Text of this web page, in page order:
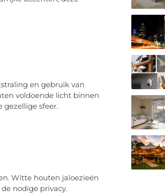
en gebruik van
voldoende licht binnen
gezellige sfeer.
Witte houten jaloezieën
nodige privacy.